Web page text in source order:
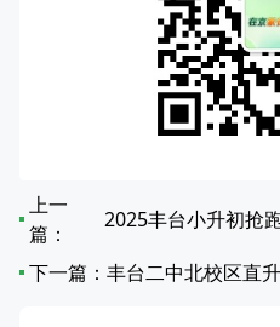
上一
篇：
下一篇： 丰台二中北校区直